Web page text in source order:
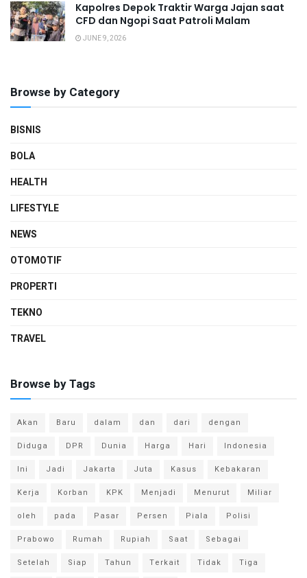
Kapolres Depok Traktir Warga Jajan saat
CFD dan Ngopi Saat Patroli Malam
JUNE 9, 2026
Browse by Category
BISNIS
BOLA
HEALTH
LIFESTYLE
NEWS
OTOMOTIF
PROPERTI
TEKNO
TRAVEL
Browse by Tags
Akan Baru dalam dan dari
dengan
Diduga
DPR Dunia Harga Hari
Indonesia
Ini
Jadi Jakarta Juta Kasus
Kebakaran
Kerja
Korban KPK Menjadi Menurut
Miliar
oleh
pada Pasar Persen Piala
Polisi
Prabowo
Rumah Rupiah Saat
Sebagai
Setelah
Siap Tahun Terkait Tidak
Tiga